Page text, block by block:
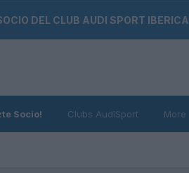
DEL CLUB AUDI SPORT IBERICA
Socio! Clubs AudiSport More